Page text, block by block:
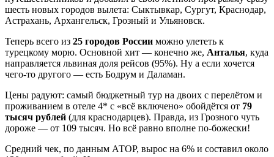
шесть новых городов вылета: Сыктывкар, Сургут, Краснодар,
Астрахань, Архангельск, Грозный и Ульяновск.
Теперь всего из 25 городов России можно улететь к
турецкому морю. Основной хит — конечно же, Анталья, куда
направляется львиная доля рейсов (95%). Ну а если хочется
чего-то другого — есть Бодрум и Даламан.
Цены радуют: самый бюджетный тур на двоих с перелётом и
проживанием в отеле 4* с «всё включено» обойдётся от 79
тысяч рублей (для краснодарцев). Правда, из Грозного чуть
дороже — от 109 тысяч. Но всё равно вполне по-божески!
Средний чек, по данным АТОР, вырос на 6% и составил около